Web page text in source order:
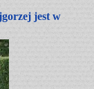
jest w